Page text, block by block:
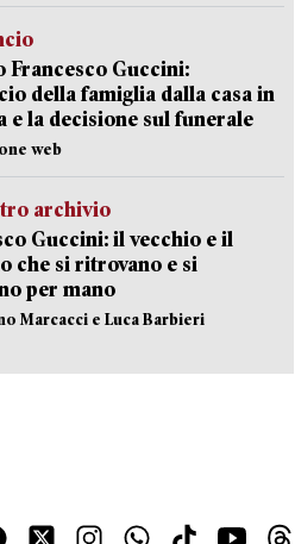
Francesco Guccini:
della famiglia dalla casa in
e la decisione sul funerale
web
archivio
Guccini: il vecchio e il
che si ritrovano e si
per mano
Marcacci e Luca Barbieri